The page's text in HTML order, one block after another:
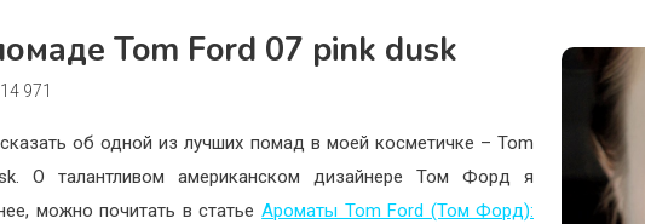
Tom Ford 07 pink dusk
14 971
об одной из лучших помад в моей косметичке – Tom
О талантливом американском дизайнере Том Форд я
можно почитать в статьеАроматы Tom Ford (Том Форд):